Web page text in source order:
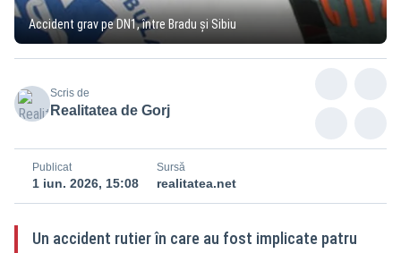
Accident grav pe DN1, între Bradu și Sibiu
Scris de
Realitatea de Gorj
Publicat
1 iun. 2026, 15:08
Sursă
realitatea.net
Un accident rutier în care au fost implicate patru